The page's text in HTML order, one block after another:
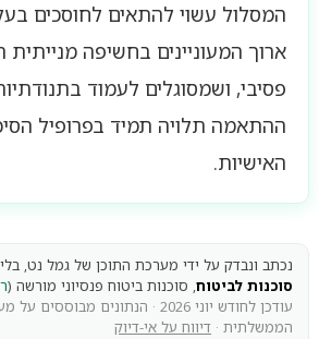
המסלול עשוי להתאים לחוסכים
ארוך המעוניינים בחשיפה מנייתית
פסיבי, ושמסוגלים לעמוד
ההתאמה תלויה תמיד בפרופיל
האישיות.
נכתב ונבדק על ידי מערכת התוכן של גמל נט,
סוכנות לביטוח, סוכנות ביטוח פנסיוני מורשה (
עודכן לחודש יוני 2026 · הנתונים
הממשלתית · דיווח על אי-דיוק